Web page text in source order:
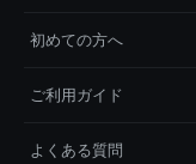
初めての方へ
ご利用ガイド
よくある質問